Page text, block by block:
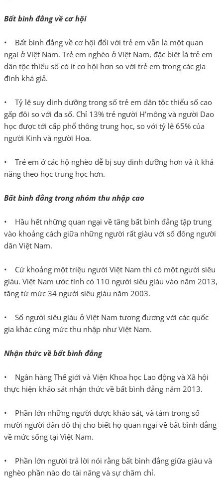
Bất bình đẳng về cơ hội
• Bất bình đẳng về cơ hội đối với trẻ em vẫn là một quan
ngại ở Việt Nam. Trẻ em nghèo ở Việt Nam, đặc biệt là trẻ em
dân tộc thiểu số có ít cơ hội hơn so với trẻ em trong các gia
đình khá giả.
• Tỷ lệ suy dinh dưỡng trong số trẻ em dân tộc thiểu số cao
gấp đôi so với đa số. Chỉ 13% trẻ người H’mông và người Dao
học được tới cấp phổ thông trung học, so với tỷ lệ 65% của
người Kinh và người Hoa.
• Trẻ em ở các hộ nghèo dễ bị suy dinh dưỡng hơn và ít khả
năng theo học trung học hơn.
Bất bình đẳng trong nhóm thu nhập cao
• Hầu hết những quan ngại về tăng bất bình đẳng tập trung
vào khoảng cách giữa những người rất giàu với số đông người
dân Việt Nam.
• Cứ khoảng một triệu người Việt Nam thì có một người siêu
giàu. Việt Nam ước tính có 110 người siêu giàu vào năm 2013,
tăng từ mức 34 người siêu giàu năm 2003.
• Số người siêu giàu ở Việt Nam tương đương với các quốc
gia khác cùng mức thu nhập như Việt Nam.
Nhận thức về bất bình đẳng
• Ngân hàng Thế giới và Viện Khoa học Lao động và Xã hội
thực hiện khảo sát nhận thức về bất bình đẳng năm 2013.
• Phần lớn những người được khảo sát, và tám trong số
mười người dân đô thị cho biết họ quan ngại về bất bình đẳng
về mức sống tại Việt Nam.
• Phần lớn người trả lời nói rằng bất bình đẳng giữa giàu và
nghèo phần nào do tài năng và sự chăm chỉ.